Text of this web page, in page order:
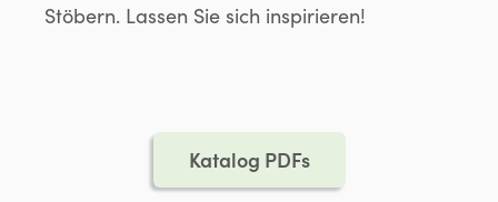
Stöbern. Lassen Sie sich inspirieren!
Katalog PDFs